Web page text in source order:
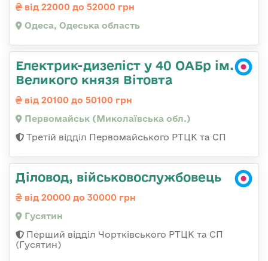
від 22000 до 52000 грн
Одеса, Одеська область
Електрик-дизеліст у 40 ОАБр ім.
Великого князя Вітовта
від 20100 до 50100 грн
Первомайськ (Миколаївська обл.)
Третій відділ Первомайського РТЦК та СП
Діловод, військовослужбовець
від 20000 до 30000 грн
Гусятин
Перший відділ Чортківського РТЦК та СП
(Гусятин)